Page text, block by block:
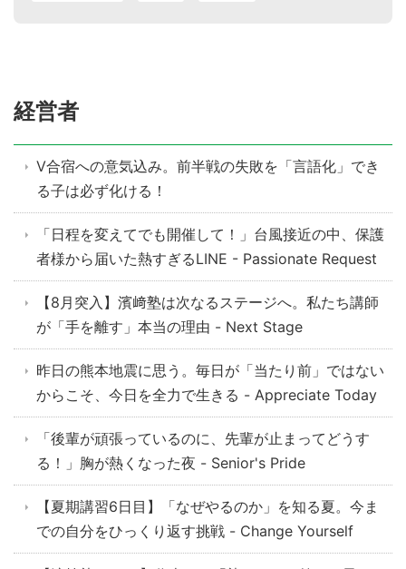
経営者
V合宿への意気込み。前半戦の失敗を「言語化」でき
る子は必ず化ける！
「日程を変えてでも開催して！」台風接近の中、保護
者様から届いた熱すぎるLINE - Passionate Request
【8月突入】濱﨑塾は次なるステージへ。私たち講師
が「手を離す」本当の理由 - Next Stage
昨日の熊本地震に思う。毎日が「当たり前」ではない
からこそ、今日を全力で生きる - Appreciate Today
「後輩が頑張っているのに、先輩が止まってどうす
る！」胸が熱くなった夜 - Senior's Pride
【夏期講習6日目】「なぜやるのか」を知る夏。今ま
での自分をひっくり返す挑戦 - Change Yourself